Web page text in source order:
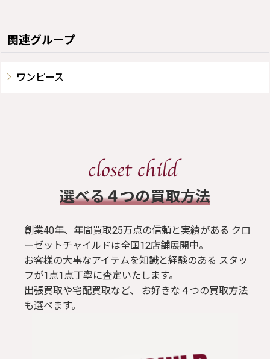
関連グループ
ワンピース
​選べる４つの買取方法
創業40年、年間買取25万点の信頼と実績がある クロ
ーゼットチャイルドは全国12店舗展開中。
お客様の大事なアイテムを知識と経験のある スタッ
フが1点1点丁寧に査定いたします。
出張買取や宅配買取など、 お好きな４つの買取方法
も選べます。